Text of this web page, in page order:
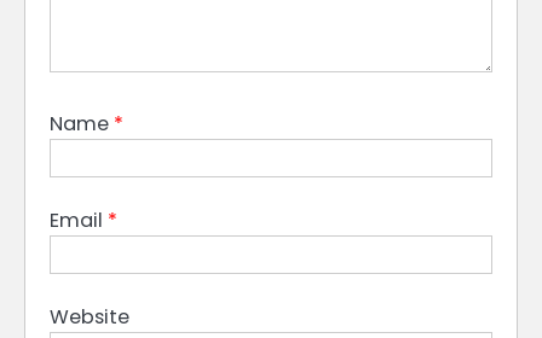
Name *
Email *
Website